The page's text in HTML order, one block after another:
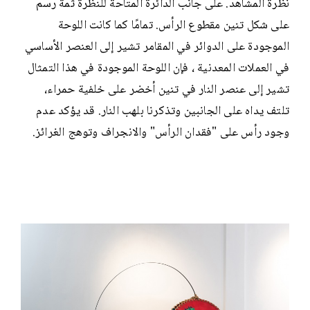
نظرة المشاهد. على جانب الدائرة المتاحة للنظرة ثمة رسم
على شكل تنين مقطوع الرأس. تمامًا كما كانت اللوحة
الموجودة على الدوائر في المقامر تشير إلى العنصر الأساسي
في العملات المعدنية ، فإن اللوحة الموجودة في هذا التمثال
تشير إلى عنصر النار في تنين أخضر على خلفية حمراء،
تلتف يداه على الجانبين وتذكرنا بلهب النار. قد يؤكد عدم
وجود رأس على "فقدان الرأس" والانجراف وتوهج الغرائز.